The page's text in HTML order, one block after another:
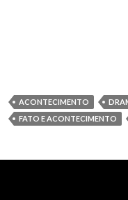
ACONTECIMENTO
FATO E ACONTECIMENTO